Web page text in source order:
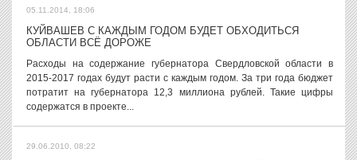
05.11.2014, 18:06
КУЙВАШЕВ С КАЖДЫМ ГОДОМ БУДЕТ ОБХОДИТЬСЯ
ОБЛАСТИ ВСЁ ДОРОЖЕ
Расходы на содержание губернатора Свердловской области в
2015-2017 годах будут расти с каждым годом. За три года бюджет
потратит на губернатора 12,3 миллиона рублей. Такие цифры
содержатся в проекте...
29.06.2010, 08:22